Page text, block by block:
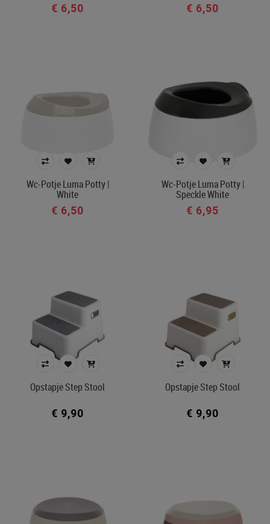
€ 6,50 € 6,50
Wc-Potje Luma Potty |
White
€ 6,50
Wc-Potje Luma Potty |
Speckle White
€ 6,95
Opstapje Step Stool
€ 9,90
Opstapje Step Stool
€ 9,90